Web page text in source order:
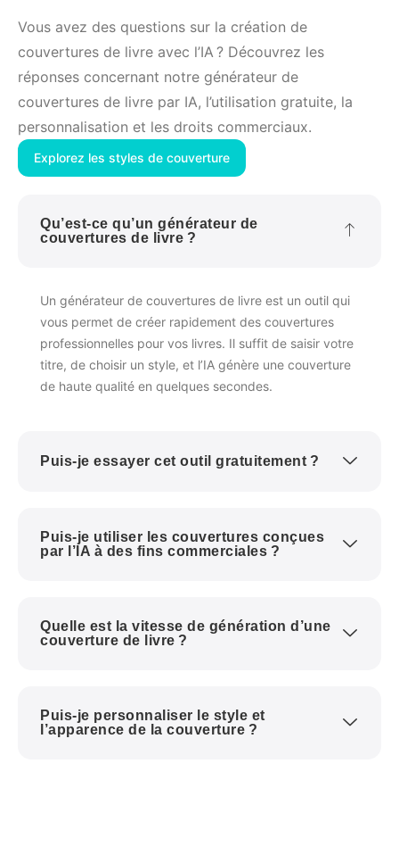
Vous avez des questions sur la création de
couvertures de livre avec l’IA ? Découvrez les
réponses concernant notre générateur de
couvertures de livre par IA, l’utilisation gratuite, la
personnalisation et les droits commerciaux.
Explorez les styles de couverture
Qu’est-ce qu’un générateur de
couvertures de livre ?
Un générateur de couvertures de livre est un outil qui
vous permet de créer rapidement des couvertures
professionnelles pour vos livres. Il suffit de saisir votre
titre, de choisir un style, et l’IA génère une couverture
de haute qualité en quelques secondes.
Puis-je essayer cet outil gratuitement ?
Puis-je utiliser les couvertures conçues
par l’IA à des fins commerciales ?
Quelle est la vitesse de génération d’une
couverture de livre ?
Puis-je personnaliser le style et
l’apparence de la couverture ?